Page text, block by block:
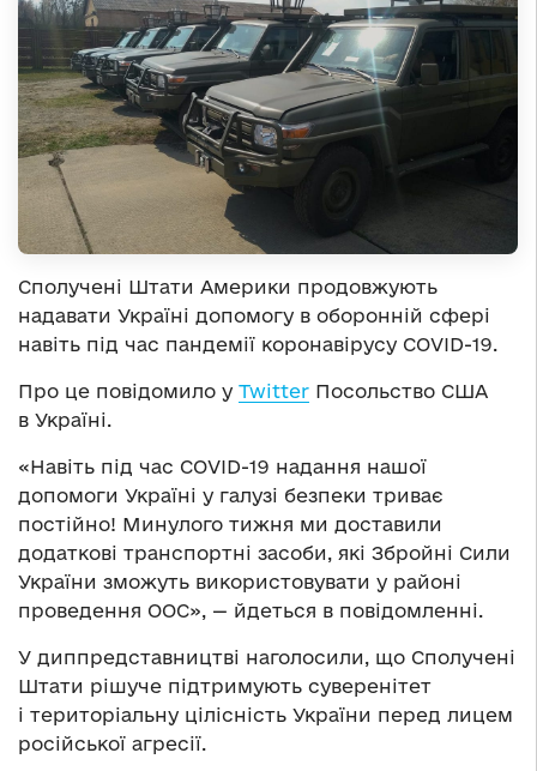
Сполучені Штати Америки продовжують
надавати Україні допомогу в оборонній сфері
навіть під час пандемії коронавірусу COVID-19.
Про це повідомило у Twitter Посольство США
в Україні.
«Навіть під час COVID-19 надання нашої
допомоги Україні у галузі безпеки триває
постійно! Минулого тижня ми доставили
додаткові транспортні засоби, які Збройні Сили
України зможуть використовувати у районі
проведення ООС», — йдеться в повідомленні.
У диппредставництві наголосили, що Сполучені
Штати рішуче підтримують суверенітет
і територіальну цілісність України перед лицем
російської агресії.